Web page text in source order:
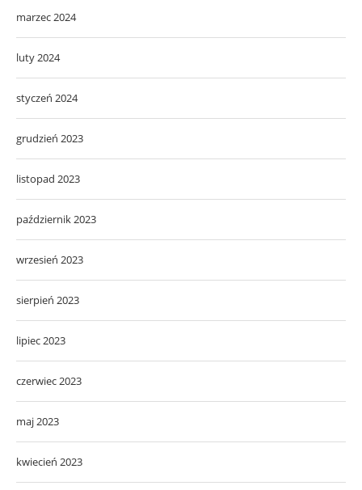
marzec 2024
luty 2024
styczeń 2024
grudzień 2023
listopad 2023
październik 2023
wrzesień 2023
sierpień 2023
lipiec 2023
czerwiec 2023
maj 2023
kwiecień 2023